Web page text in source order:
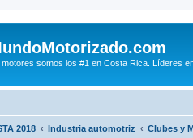
motores somos los #1 en Costa Rica. Líderes
2018 Industria automotriz Clubes y